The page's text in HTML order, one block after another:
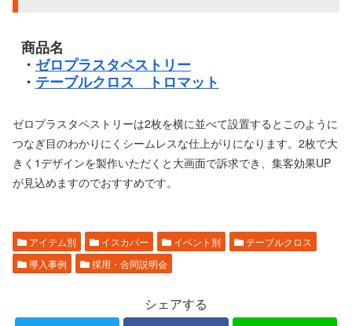
商品名
・ ゼロプラスタペストリー
・ テーブルクロス トロマット
ゼロプラスタペストリーは2枚を横に並べて設置するとこのように
つなぎ目のわかりにくシームレスな仕上がりになります。2枚で大
きく1デザインを製作いただくと大画面で訴求でき、集客効果UP
が見込めますのでおすすめです。
アイテム別 イスカバー イベント別
テーブルクロス
導入事例
採用・合同説明会
シェアする